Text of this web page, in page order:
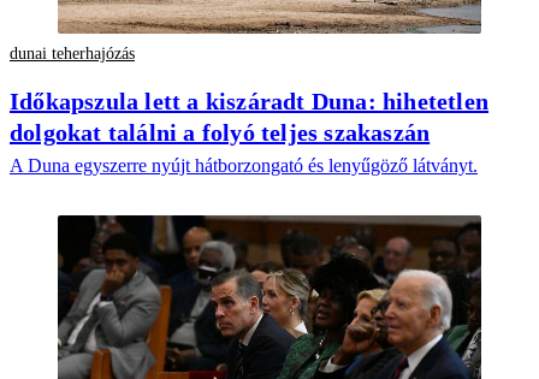
dunai teherhajózás
Időkapszula lett a kiszáradt Duna: hihetetlen
dolgokat találni a folyó teljes szakaszán
A Duna egyszerre nyújt hátborzongató és lenyűgöző látványt.